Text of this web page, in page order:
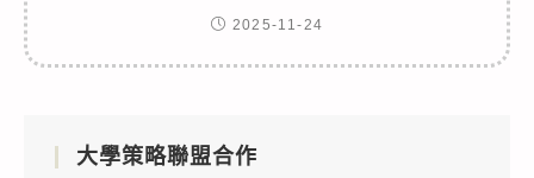
2025-11-24
大學策略聯盟合作